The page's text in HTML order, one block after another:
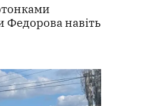
Федорова навіть